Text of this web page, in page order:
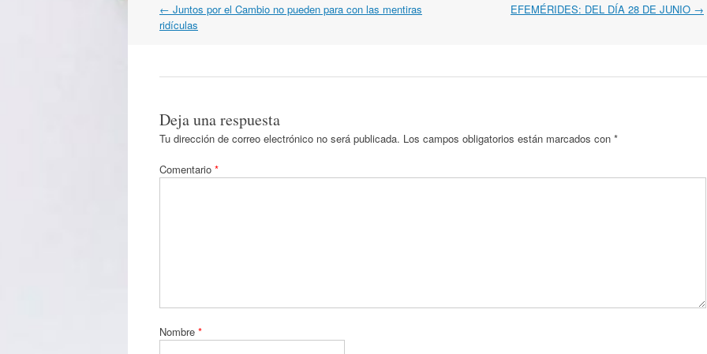
Navegación
por
← Juntos por el Cambio no pueden para con las mentiras
ridículas
EFEMÉRIDES: DEL DÍA 28 DE JUNIO →
Deja una respuesta
Tu dirección de correo electrónico no será publicada. Los campos obligatorios están marcados con *
Comentario *
Nombre *